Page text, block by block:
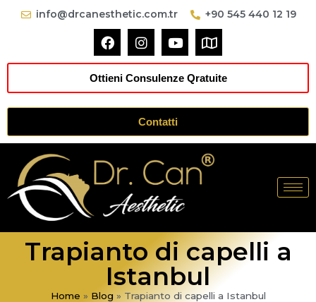
info@drcanesthetic.com.tr +90 545 440 12 19
Ottieni Consulenze Qratuite
Contatti
Trapianto di capelli a
Istanbul
Home » Blog » Trapianto di capelli a Istanbul